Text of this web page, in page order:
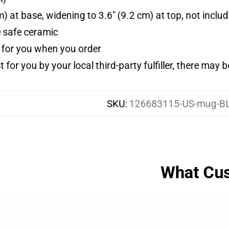
at base, widening to 3.6" (9.2 cm) at top, not
safe ceramic
you when you order
for you by your local third-party fulfiller, there may
SKU: 126683115-US-mug-
What